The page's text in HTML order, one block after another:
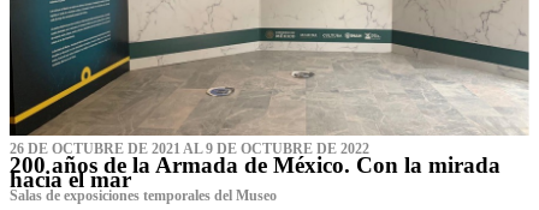
26 DE OCTUBRE DE 2021 AL 9 DE OCTUBRE DE 2022
200 años de la Armada de México. Con la mirada
hacia el mar
Salas de exposiciones temporales del Museo‌